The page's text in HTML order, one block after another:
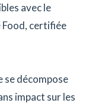
avec le
certifiée
se décompose
impact sur les